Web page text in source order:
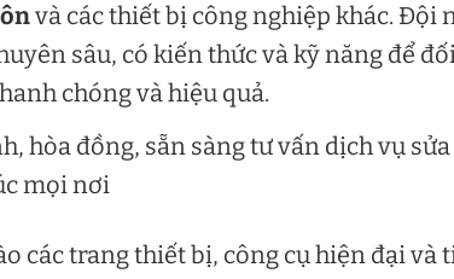
và các thiết bị công nghiệp khác. Đội
sâu, có kiến thức và kỹ năng để
chóng và hiệu quả.
hòa đồng, sẵn sàng tư vấn dịch vụ sửa
mọi nơi
các trang thiết bị, công cụ hiện đại và